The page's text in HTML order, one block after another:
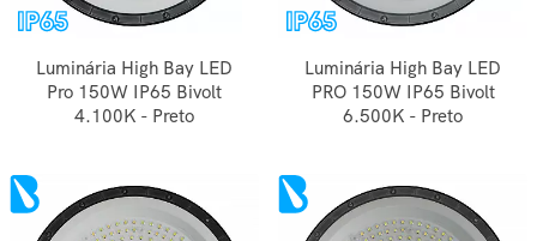
Luminária High Bay LED
Pro 150W IP65 Bivolt
4.100K - Preto
Luminária High Bay LED
PRO 150W IP65 Bivolt
6.500K - Preto